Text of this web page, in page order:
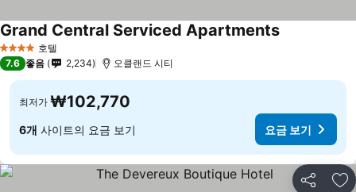
4 성급 호텔
Grand Central Serviced Apartments
7.6 좋음 2,234 오클랜드 시티
최저가 ₩102,770
6개 사이트의 요금 보기 요금 보기
공유 즐